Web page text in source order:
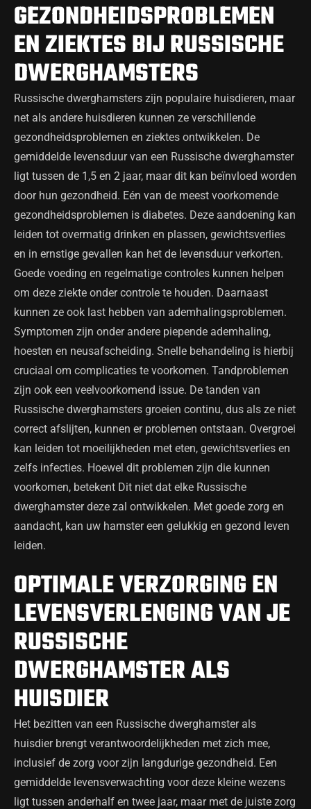
GEZONDHEIDSPROBLEMEN
EN ZIEKTES BIJ RUSSISCHE
DWERGHAMSTERS
Russische dwerghamsters zijn populaire huisdieren, maar
net als andere huisdieren kunnen ze verschillende
gezondheidsproblemen en ziektes ontwikkelen. De
gemiddelde levensduur van een Russische dwerghamster
ligt tussen de 1,5 en 2 jaar, maar dit kan beïnvloed worden
door hun gezondheid. Eén van de meest voorkomende
gezondheidsproblemen is diabetes. Deze aandoening kan
leiden tot overmatig drinken en plassen, gewichtsverlies
en in ernstige gevallen kan het de levensduur verkorten.
Goede voeding en regelmatige controles kunnen helpen
om deze ziekte onder controle te houden. Daarnaast
kunnen ze ook last hebben van ademhalingsproblemen.
Symptomen zijn onder andere piepende ademhaling,
hoesten en neusafscheiding. Snelle behandeling is hierbij
cruciaal om complicaties te voorkomen. Tandproblemen
zijn ook een veelvoorkomend issue. De tanden van
Russische dwerghamsters groeien continu, dus als ze niet
correct afslijten, kunnen er problemen ontstaan. Overgroei
kan leiden tot moeilijkheden met eten, gewichtsverlies en
zelfs infecties. Hoewel dit problemen zijn die kunnen
voorkomen, betekent Dit niet dat elke Russische
dwerghamster deze zal ontwikkelen. Met goede zorg en
aandacht, kan uw hamster een gelukkig en gezond leven
leiden.
OPTIMALE VERZORGING EN
LEVENSVERLENGING VAN JE
RUSSISCHE
DWERGHAMSTER ALS
HUISDIER
Het bezitten van een Russische dwerghamster als
huisdier brengt verantwoordelijkheden met zich mee,
inclusief de zorg voor zijn langdurige gezondheid. Een
gemiddelde levensverwachting voor deze kleine wezens
ligt tussen anderhalf en twee jaar, maar met de juiste zorg